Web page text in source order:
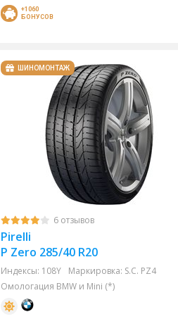
+1060
БОНУСОВ
ШИНОМОНТАЖ
6 отзывов
Pirelli
P Zero 285/40 R20
Индексы: 108Y Маркировка: S.C. PZ4
Омологация BMW и Mini (*)